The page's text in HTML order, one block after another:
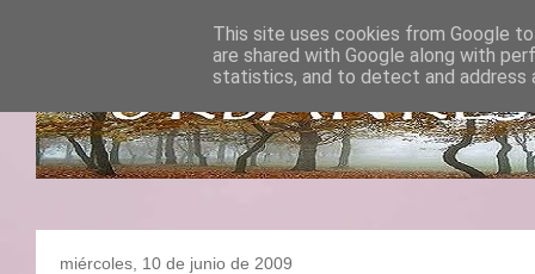
miércoles, 10 de junio de 2009
This site uses cookies from Google
are shared with Google along with
statistics, and to detect and address